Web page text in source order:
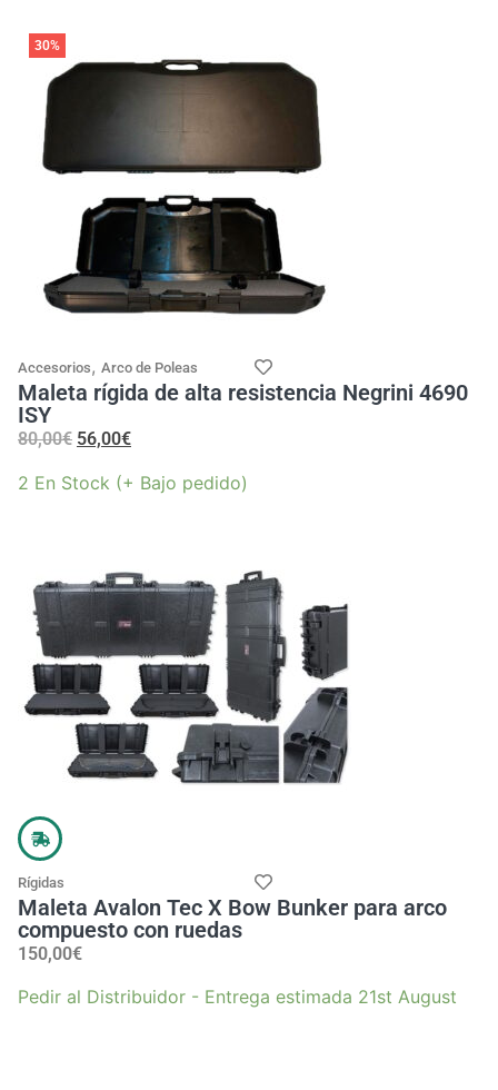
30%
Accesorios, Arco de Poleas
Maleta rígida de alta resistencia Negrini 4690
ISY
80,00€ 56,00€
2 En Stock (+ Bajo pedido)
Rígidas
Maleta Avalon Tec X Bow Bunker para arco
compuesto con ruedas
150,00€
Pedir al Distribuidor - Entrega estimada 21st August